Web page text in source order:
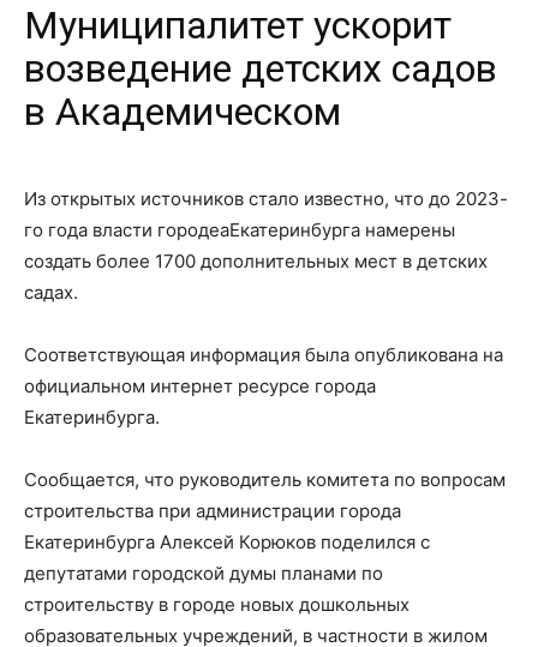
Муниципалитет ускорит
возведение детских садов
в Академическом
Из открытых источников стало известно, что до 2023-
го года власти городеаЕкатеринбурга намерены
создать более 1700 дополнительных мест в детских
садах.
Соответствующая информация была опубликована на
официальном интернет ресурсе города
Екатеринбурга.
Сообщается, что руководитель комитета по вопросам
строительства при администрации города
Екатеринбурга Алексей Корюков поделился с
депутатами городской думы планами по
строительству в городе новых дошкольных
образовательных учреждений, в частности в жилом